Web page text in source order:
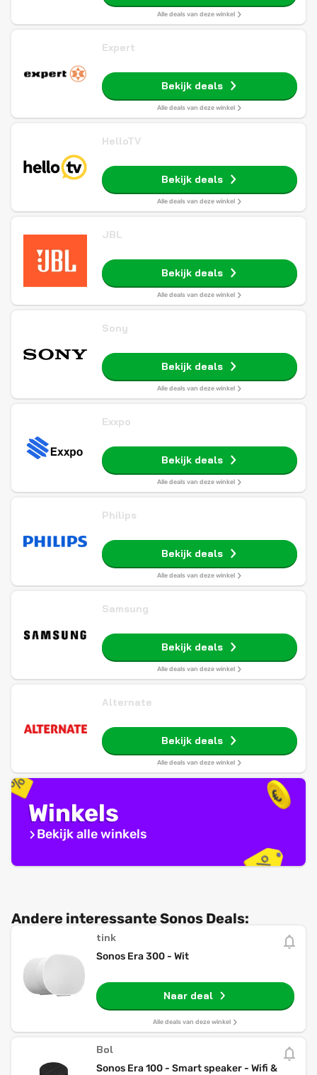
Alle deals van deze winkel
Expert
Bekijk deals
Alle deals van deze winkel
HelloTV
Bekijk deals
Alle deals van deze winkel
JBL
Bekijk deals
Alle deals van deze winkel
Sony
Bekijk deals
Alle deals van deze winkel
Exxpo
Bekijk deals
Alle deals van deze winkel
Philips
Bekijk deals
Alle deals van deze winkel
Samsung
Bekijk deals
Alle deals van deze winkel
Alternate
Bekijk deals
Alle deals van deze winkel
Winkels
Bekijk alle winkels
Andere interessante Sonos Deals:
tink
Sonos Era 300 - Wit
Naar deal
Alle deals van deze winkel
Bol
Sonos Era 100 - Smart speaker - Wifi &